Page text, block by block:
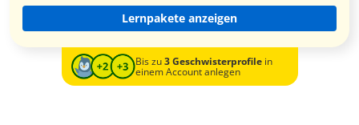
Lernpakete anzeigen
Bis zu3 Geschwisterprofilein
einem Account anlegen